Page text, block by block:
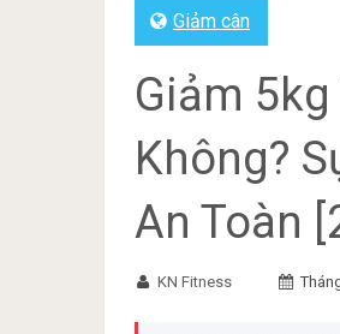
Giảm cân
Giảm
Không?
An Toàn
KN Fitness